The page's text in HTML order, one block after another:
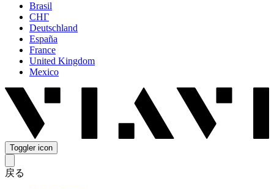
Brasil
СНГ
Deutschland
España
France
United Kingdom
Mexico
Toggler icon
戻る